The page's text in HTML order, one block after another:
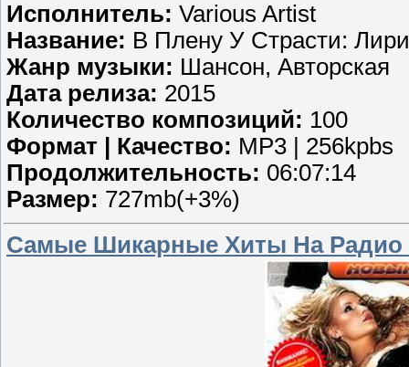
Исполнитель: Various Artist
Название: В Плену У Страсти:
Жанр музыки: Шансон, Авторская
Дата релиза: 2015
Количество композиций: 100
Формат | Качество: MP3 | 256kpbs
Продолжительность: 06:07:14
Размер: 727mb(+3%)
Самые Шикарные Хиты На Радио